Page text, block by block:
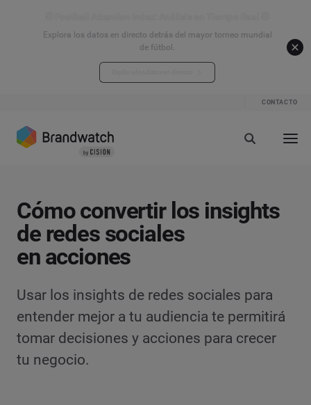
Explora los datos en directo detrás del mayor torneo mundial
de fútbol.
CONTACTO
Cómo convertir los insights
de redes sociales
en acciones
Usar los insights de redes sociales para
entender mejor a tu audiencia te permitirá
tomar decisiones y acciones para crecer
tu negocio.